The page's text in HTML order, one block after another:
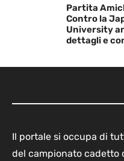
Partita
Contro la
University
dettagli e
Il portale si occupa di
del campionato cadetto